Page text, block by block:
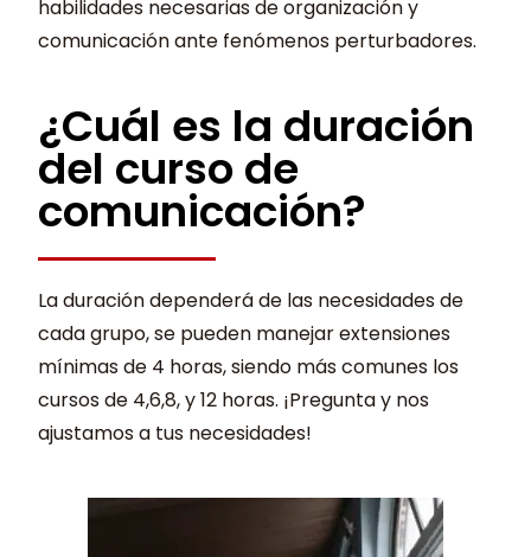
habilidades necesarias de organización y
comunicación ante fenómenos perturbadores.
¿Cuál es la duración
del curso de
comunicación?
La duración dependerá de las necesidades de
cada grupo, se pueden manejar extensiones
mínimas de 4 horas, siendo más comunes los
cursos de 4,6,8, y 12 horas. ¡Pregunta y nos
ajustamos a tus necesidades!